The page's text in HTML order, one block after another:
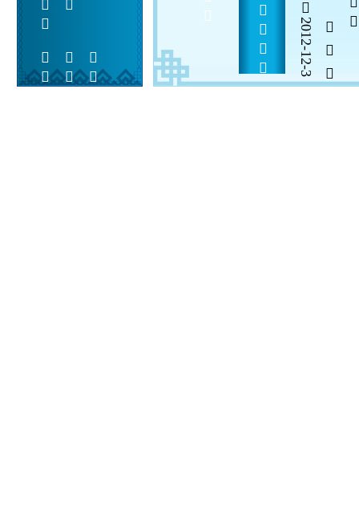
  
2012-12-3  